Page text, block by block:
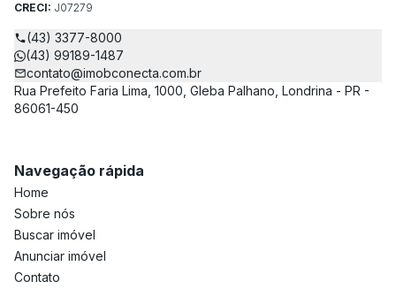
CRECI: J07279
(43) 3377-8000
(43) 99189-1487
contato@imobconecta.com.br
Rua Prefeito Faria Lima, 1000, Gleba Palhano, Londrina - PR -
86061-450
Navegação rápida
Home
Sobre nós
Buscar imóvel
Anunciar imóvel
Contato